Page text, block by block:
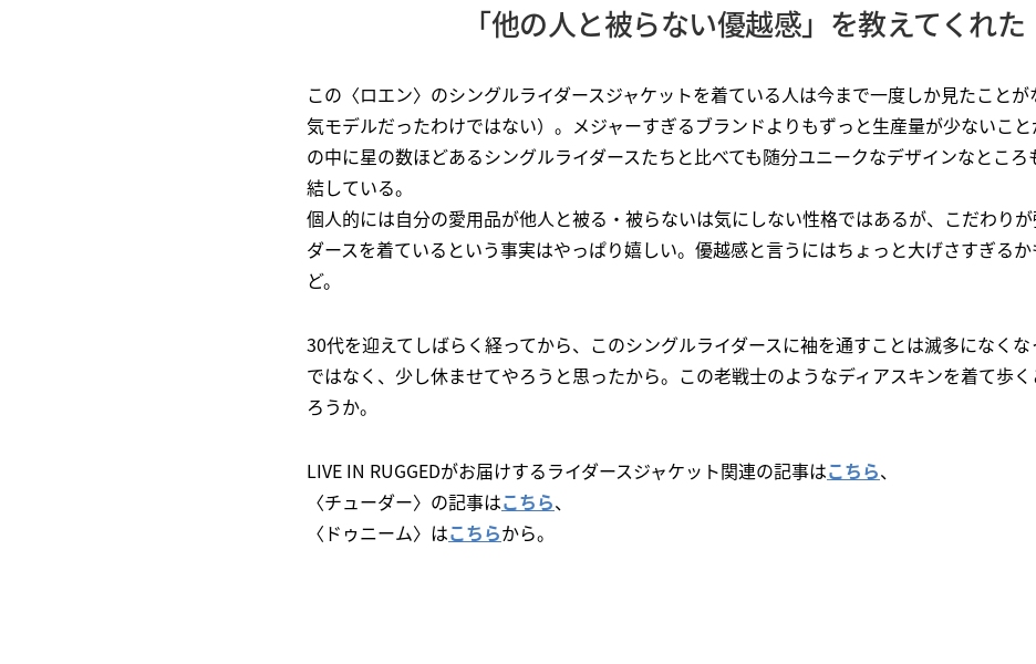
「他の人と被らない優越感」を教えてくれた
この〈ロエン〉のシングルライダースジャケットを着ている人は今まで一度しか見たこと
気モデルだったわけではない）。メジャーすぎるブランドよりもずっと生産量が少ないこ
の中に星の数ほどあるシングルライダースたちと比べても随分ユニークなデザインなところ
結している。
個人的には自分の愛用品が他人と被る・被らないは気にしない性格ではあるが、こだわり
ダースを着ているという事実はやっぱり嬉しい。優越感と言うにはちょっと大げさすぎる
ど。
30代を迎えてしばらく経ってから、このシングルライダースに袖を通すことは滅多になく
ではなく、少し休ませてやろうと思ったから。この老戦士のようなディアスキンを着て歩
ろうか。
LIVE IN RUGGEDがお届けするライダースジャケット関連の記事はこちら、
〈チューダー〉の記事はこちら、
〈ドゥニーム〉はこちらから。